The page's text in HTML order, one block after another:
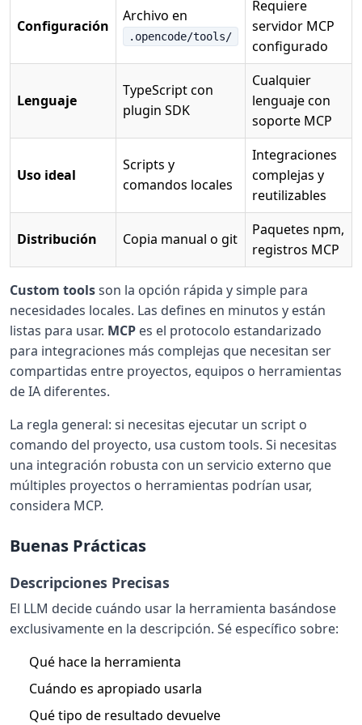
Configuración
Archivo en
.opencode/tools/
Requiere
servidor MCP
configurado
Lenguaje
TypeScript con
plugin SDK
Cualquier
lenguaje con
soporte MCP
Uso ideal
Scripts y
comandos locales
Integraciones
complejas y
reutilizables
Distribución Copia manual o git
Paquetes npm,
registros MCP
Custom toolsson la opción rápida y simple para
necesidades locales. Las defines en minutos y están
listas para usar. MCP es el protocolo estandarizado
para integraciones más complejas que necesitan ser
compartidas entre proyectos, equipos o herramientas
de IA diferentes.
La regla general: si necesitas ejecutar un script o
comando del proyecto, usa custom tools. Si necesitas
una integración robusta con un servicio externo que
múltiples proyectos o herramientas podrían usar,
considera MCP.
Buenas Prácticas
Descripciones Precisas
El LLM decide cuándo usar la herramienta basándose
exclusivamente en la descripción. Sé específico sobre:
Qué hace la herramienta
Cuándo es apropiado usarla
Qué tipo de resultado devuelve